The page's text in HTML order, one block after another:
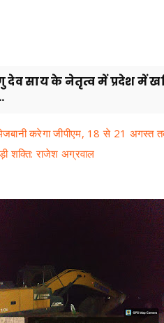
देव साय के नेतृत्व में प्रदेश
मेजबानी करेगा जीपीएम, 18 से 21
शक्ति: राजेश अग्रवाल